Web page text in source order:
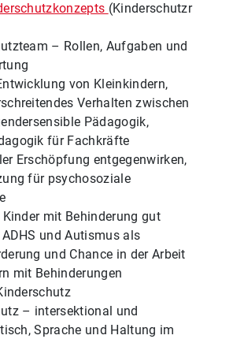
(Kinderschutzr
– Rollen, Aufgaben und
von Kleinkindern,
Verhalten zwischen
Pädagogik,
für Fachkräfte
Erschöpfung entgegenwirken,
für psychosoziale
Kinder mit Behinderung gut
ADHS und Autismus als
und Chance in der Arbeit
mit Behinderungen
– intersektional und
Sprache und Haltung im